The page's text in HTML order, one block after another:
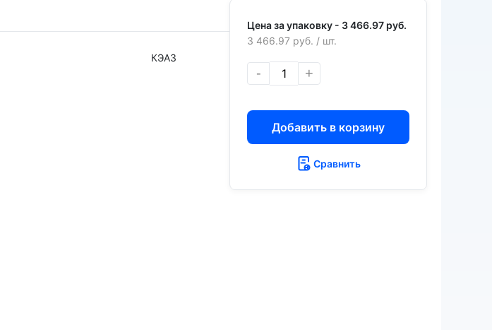
КЭАЗ
Цена за упаковку - 3 466.97 руб.
3 466.97 руб. / шт.
- +
Добавить в корзину
Сравнить